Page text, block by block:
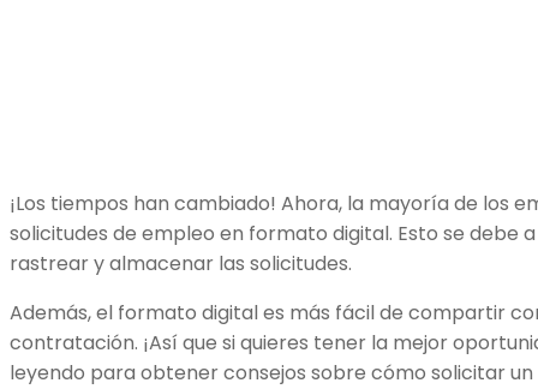
¡Los tiempos han cambiado! Ahora, la mayoría de los
solicitudes de empleo en formato digital. Esto se debe
rastrear y almacenar las solicitudes.
Además, el formato digital es más fácil de compartir
contratación. ¡Así que si quieres tener la mejor
leyendo para obtener consejos sobre cómo solicitar